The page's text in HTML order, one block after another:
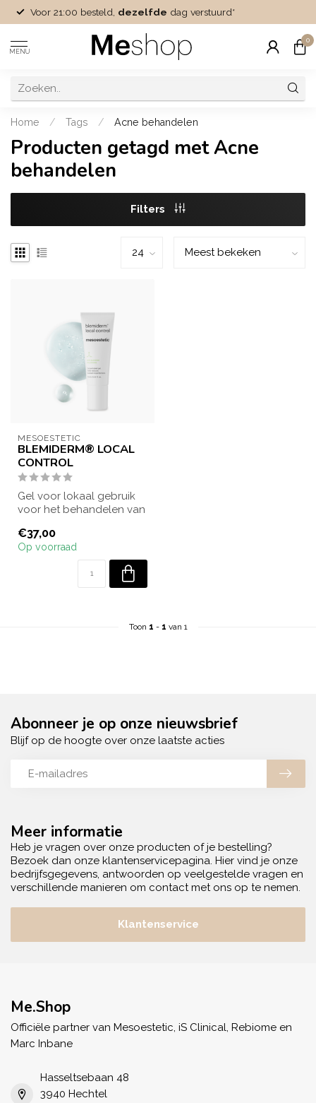
Voor 21:00 besteld, dezelfde dag verstuurd*
MENU
0
Home / Tags / Acne behandelen
Producten getagd met Acne
behandelen
Filters
MESOESTETIC
BLEMIDERM® LOCAL
CONTROL
Gel voor lokaal gebruik
voor het behandelen van
hardnekkige acne-u...
€37,00
Op voorraad
Toon 1 - 1 van 1
Meer informatie
Heb je vragen over onze producten of je bestelling?
Bezoek dan onze klantenservicepagina. Hier vind je onze
bedrijfsgegevens, antwoorden op veelgestelde vragen en
verschillende manieren om contact met ons op te nemen.
Klantenservice
Abonneer je op onze nieuwsbrief
Blijf op de hoogte over onze laatste acties
Me.Shop
Officiële partner van Mesoestetic, iS Clinical, Rebiome en
Marc Inbane
Hasseltsebaan 48
3940 Hechtel